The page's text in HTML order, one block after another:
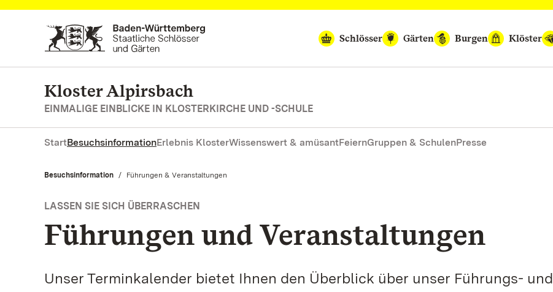
Zum Hauptinhalt springen
Schlösser
Gärten Burgen Klöster
Kloster Alpirsbach
EINMALIGE EINBLICKE IN KLOSTERKIRCHE UND -SCHULE
StartBesuchsinformationErlebnis KlosterWissenswert & amüsantFeiernGruppen & SchulenPresse
Besuchsinformation Aktuell:
Führungen & Veranstaltungen
LASSEN SIE SICH ÜBERRASCHEN
Führungen und Veranstaltungen
Unser Terminkalender bietet Ihnen den Überblick über unser Führungs- und